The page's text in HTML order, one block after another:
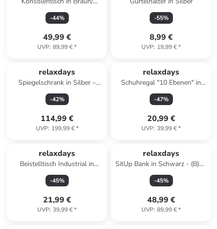
Schwarz - (B)160 x (H)80,5 x
(T)20 cm
-44%
49,99 €
UVP: 89,99 €*
-55%
8,99 €
UVP: 19,99 €*
relaxdays
Spiegelschrank in Silber –
(B)25 x (H)120 x (T)12 cm
-42%
114,99 €
UVP: 199,99 €*
relaxdays
Schuhregal "10 Ebenen" in
Schwarz - (B)94 x (H)174 x
(T)30 cm
-47%
20,99 €
UVP: 39,99 €*
relaxdays
Beistelltisch Industrial in
Grau-Braun/ Schwarz - (B)46
x (H)66 x (T)30 cm
-45%
21,99 €
UVP: 39,99 €*
relaxdays
SitUp Bank in Schwarz - (B)33
x (H)63 x (T)135 cm
-45%
48,99 €
UVP: 89,99 €*